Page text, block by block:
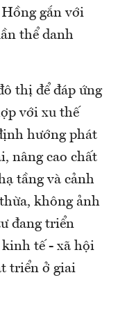
Hồng gắn với
thể danh
thị để đáp ứng
với xu thế
hướng phát
nâng cao chất
tầng và cảnh
không ảnh
đang triển
tế - xã hội
triển ở giai